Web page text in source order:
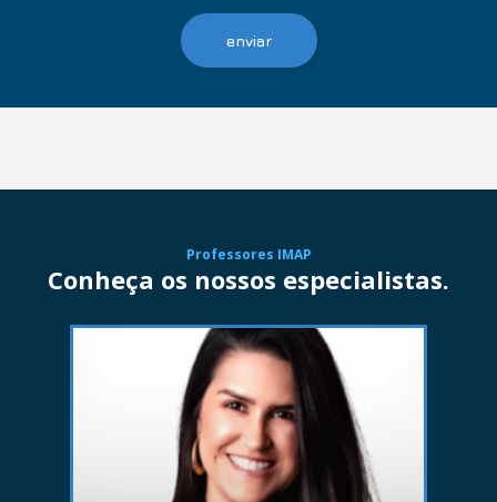
Professores IMAP
Conheça os nossos especialistas.